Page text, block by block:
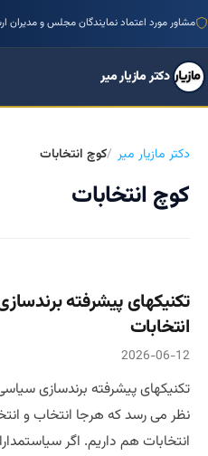
مشاور مورد اعتماد نمایندگان مجلس و مدیران
دکتر مازیار میر
دکتر مازیار میر کوچ انتخابات
کوچ انتخابات
تکنیکهای پیشرفته
انتخابات
2026-06-12
تکنیکهای پیشرفته برندسازی
نظر می رسد که هرجا انتخاب و
انتخابات هم داریم. اگر